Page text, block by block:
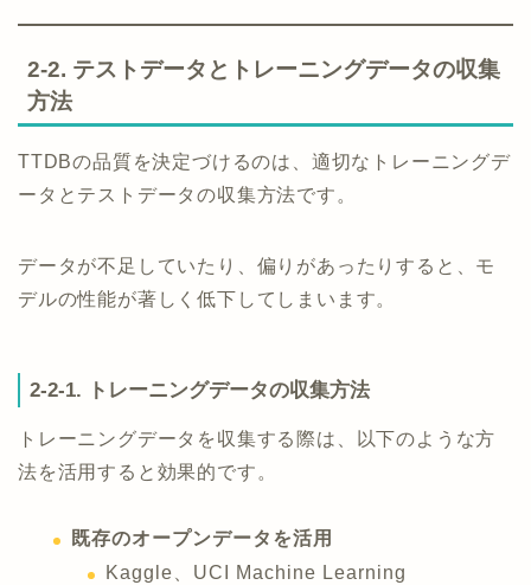
2-2. テストデータとトレーニングデータの収集
方法
TTDBの品質を決定づけるのは、適切なトレーニングデ
ータとテストデータの収集方法です。
データが不足していたり、偏りがあったりすると、モ
デルの性能が著しく低下してしまいます。
2-2-1. トレーニングデータの収集方法
トレーニングデータを収集する際は、以下のような方
法を活用すると効果的です。
既存のオープンデータを活用
Kaggle、UCI Machine Learning